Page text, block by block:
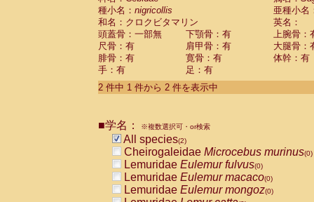
CebidaeCebus capucinus
CebidaeCebus nigrivittatus
Cebidae Cebusspp.(0)
Cebidae Saimiri boliviensis
Cebidae Saimiri sciureus
Atelidae Alouatta caraya
AtelidaeAlouatta fusca
AtelidaeAlouatta seniculus
AtelidaeAteles belzebuth
AtelidaeAteles geoffroyi
AtelidaeAteles paniscus(0)
AtelidaeAtelesspp. (0)
AtelidaeLagothrix lagothricha
AtelidaeLagothrix lagothricha cana
PitheciidaeCacajao calvus
種小名： nigricollis
亜種小名
和名：クロクビタマリン
英名：
頭蓋骨：一部無
下顎骨：有
上腕骨：
尺骨：有
肩甲骨：有
大腿骨：
腓骨：有
寛骨：有
体幹：有
手：有
足：有
2 件中 1 件から 2 件を表示中
■学名： ※複数選択可・or検索
All species(2)
Cheirogaleidae Microcebus murinus(0)
Lemuridae Eulemur fulvus(0)
Lemuridae Eulemur macaco(0)
Lemuridae Eulemur mongoz(0)